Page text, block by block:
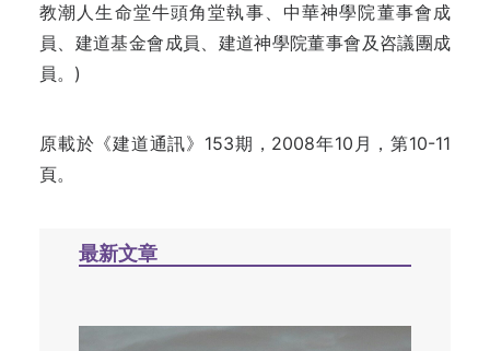
教潮人生命堂牛頭角堂執事、中華神學院董事會成
員、建道基金會成員、建道神學院董事會及咨議團成
員。)
原載於《建道通訊》153期，2008年10月，第10-11
頁。
最新文章